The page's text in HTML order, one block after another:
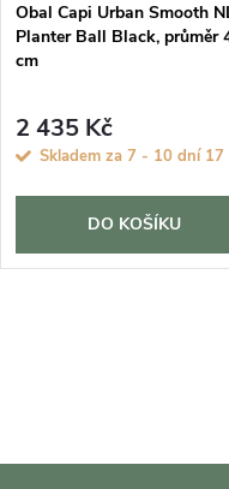
Obal Capi Urban Smooth
Planter Ball Black, průměr
cm
2 435 Kč
Skladem za 7 - 10 dní 17
DO KOŠÍKU